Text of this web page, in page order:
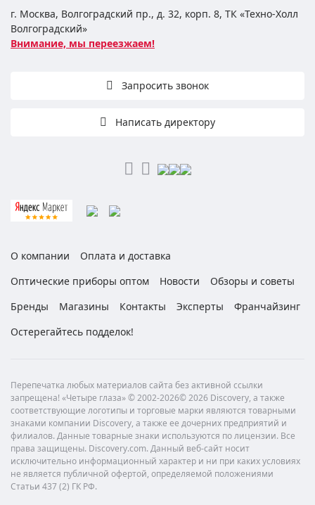
г. Москва, Волгоградский пр., д. 32, корп. 8, ТК «Техно-Холл
Волгоградский»
Внимание, мы переезжаем!
Запросить звонок
Написать директору
О компании
Оплата и доставка
Оптические приборы оптом
Новости
Обзоры и советы
Бренды
Магазины Контакты Эксперты
Франчайзинг
Остерегайтесь подделок!
Перепечатка любых материалов сайта без активной ссылки
запрещена! «Четыре глаза» © 2002-2026© 2026 Discovery, а также
соответствующие логотипы и торговые марки являются товарными
знаками компании Discovery, а также ее дочерних предприятий и
филиалов. Данные товарные знаки используются по лицензии. Все
права защищены. Discovery.com. Данный веб-сайт носит
исключительно информационный характер и ни при каких условиях
не является публичной офертой, определяемой положениями
Статьи 437 (2) ГК РФ.